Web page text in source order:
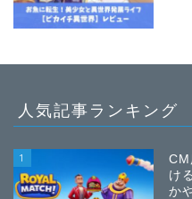
人気記事ランキング
1
CM
け
か